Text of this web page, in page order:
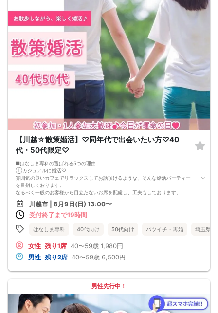
関越自動車道「嵐山小川IC」から車で約15〜20分
駐車場について
店舗敷地内（または店舗指定の近隣スペース）に駐車可能なスペースが用意され
駐車台数に限りがあるため、混雑する時間帯（ランチタイムなど）はご了承くだ
さい。
【川越☆散策婚活】♡同年代で出会いたい方♡40
代・50代限定♡
■はなしま専科の選ばれる5つの理由
①カジュアルに婚活♡
雰囲気の良いカフェでリラックスしてお話頂けるような、そんな婚活パーティー
を目指しております。
なるべく一般のお客様から目立たないお席を配慮し、工夫もしております。
②1人参加・同伴参加もOK♡
お一人様参加大歓迎！
お友達との同伴参加も、もちろんOKです。
女性無料パーティーではないため、真剣に出会いたい方が、ご参加されておりま
カフェでの飲食料金も含まれております。
（企画内容によっては、スイーツ付き)
④さまざまな企画イベントあり♡
バーベキュー・神社巡り・体験型のパーティーも多数
はなしま専科では、結婚しま専科でのサポートも行っております。
なかなかカップリングしない・・・
デートが難しい・・・
という方も、プロのカウンセラー在籍の、結婚しま専科にてご相談いただき、あ
川越市 | 8月9日(日) 13:00〜
受付終了まで19時間
はなしま専科 40代向け 50代向け バツイチ・再婚 埼玉県
女性 残り1席 40〜59歳 1,980円
男性 残り2席 40〜59歳 6,500円
男性先行中！